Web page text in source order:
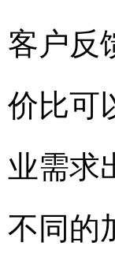
客户反
价比可
业需求
不同的